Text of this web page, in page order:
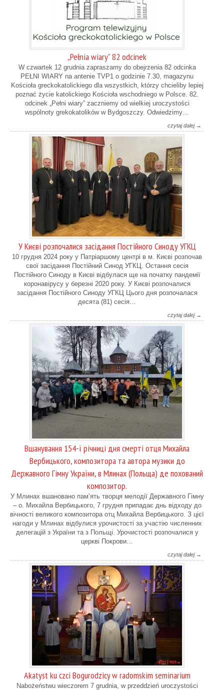
„Pełnia wiary” 82 odcinek
W czwartek 12 grudnia zapraszamy do obejrzenia 82 odcinka
PEŁNI WIARY na antenie TVP1 o godzinie 7.30, magazynu
Kościoła greckokatolickiego dla wszystkich, którzy chcieliby lepiej
poznać życie katolickiego Kościoła wschodniego w Polsce. 82.
odcinek „Pełni wiary” zaczniemy od wielkiej uroczystości
wspólnoty grekokatolików w Bydgoszczy. Odwiedzimy…
czytaj dalej →
У Києві розпочалися засідання Постійного Синоду УГКЦ
10 грудня 2024 року у Патріаршому центрі в м. Києві розпочав
свої засідання Постійний Синод УГКЦ. Остання сесія
Постійного Синоду в Києві відбулася ще на початку пандемії
коронавірусу у березні 2020 року. У Києві розпочалися
засідання Постійного Синоду УГКЦ Цього дня розпочалася
десята (81) сесія…
czytaj dalej →
Вшанування 154-ї річниці дня смерті отця Михайла
Вербицького, композитора та автора музики до
Державного Гімну України, в Млинах (Польща) де похований
композитор.
У Млинах вшановано пам’ять творця мелодії Державного Гімну
– о. Михайла Вербицького, 7 грудня припадає днь відходу до
вічності великого композитора отц Михайла Вербицького. З цієї
нагоди у Млинах відбулися урочистості за участію численних
делегацій з України та з Польщі. Урочистості розпочалися у
церкві Покрови…
czytaj dalej →
Akatyst ku czci Bogurodzicy w radomskim seminarium
Nabożeństwu wieczorem 7 grudnia, w przeddzień uroczystości